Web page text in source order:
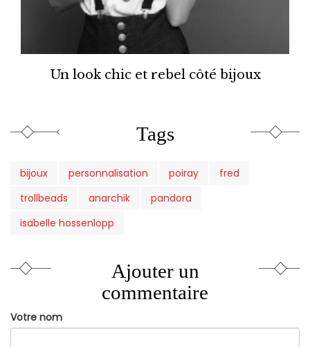
Un look chic et rebel côté bijoux
Tags
bijoux personnalisation poiray
fred
trollbeads
anarchik
pandora
isabelle hossenlopp
Ajouter un
commentaire
Votre nom